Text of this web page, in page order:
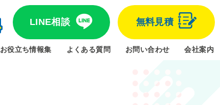
LINE相談 無料見積
お役立ち情報集 よくある質問 お問い合わせ 会社案内